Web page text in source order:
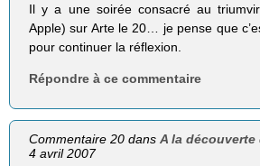
Il y a une soirée consacré au
Apple) sur Arte le 20… je pense que
pour continuer la réflexion.
Répondre à ce commentaire
Commentaire 20 dansA la découverte
4 avril 2007